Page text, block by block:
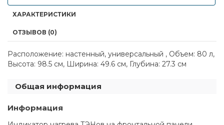
ХАРАКТЕРИСТИКИ
ОТЗЫВОВ (0)
Расположение: настенный, универсальный , Объем: 80 л,
Высота: 98.5 см, Ширина: 49.6 см, Глубина: 27.3 см
Общая информация
Информация